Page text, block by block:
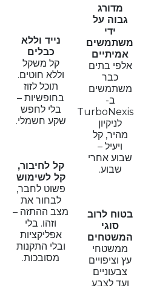
נייד וללא
כבלים
קל משקל
וללא חוטים.
תוכל לזוז
בחופשיות –
בלי לחפש
שקע חשמלי.
קל לחיבור,
קל לשימוש
פשוט לחבר,
לבחור את
מצב ההתזה –
וזהו. בלי
אפליקציות
ובלי התקנות
מסובכות.
מדורג
גבוה על
ידי
משתמשים
אמיתיים
אלפי בתים
כבר
משתמשים
ב-
TurboNexis
לניקיון
מהיר, קל
ויעיל –
שבוע אחרי
שבוע.
בטוח לרוב
סוגי
המשטחים
ממשטחי
עץ וציפויים
צבעוניים
ועד לצבע